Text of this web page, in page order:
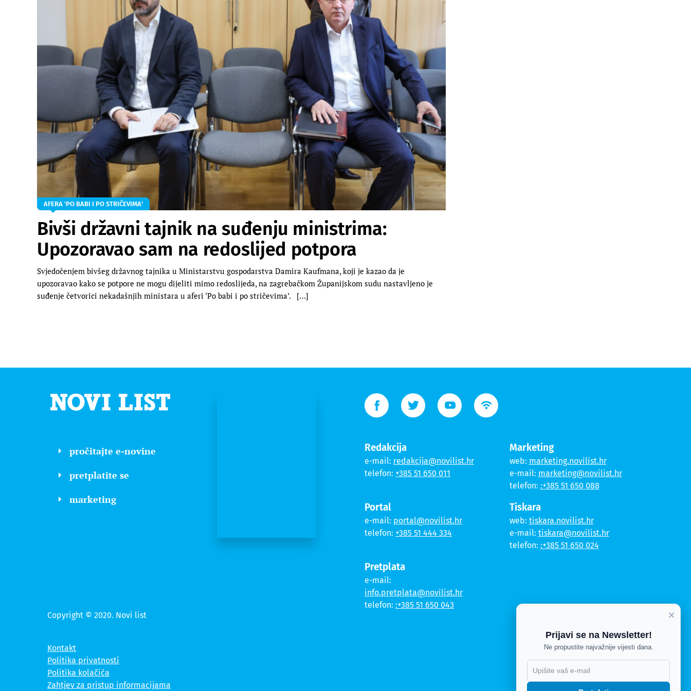
AFERA 'PO BABI I PO STRIČEVIMA'
Bivši državni tajnik na suđenju ministrima:
Upozoravao sam na redoslijed potpora
Svjedočenjem bivšeg državnog tajnika u Ministarstvu gospodarstva Damira Kaufmana, koji je kazao da je
upozoravao kako se potpore ne mogu dijeliti mimo redoslijeda, na zagrebačkom Županijskom sudu nastavljeno je
suđenje četvorici nekadašnjih ministara u aferi ‘Po babi i po stričevima’. […]
pročitajte e-novine
pretplatite se
marketing
Redakcija
e-mail: redakcija@novilist.hr
telefon: +385 51 650 011
Portal
e-mail: portal@novilist.hr
telefon: +385 51 444 334
Pretplata
e-mail:
info.pretplata@novilist.hr
telefon: :+385 51 650 043
Marketing
web: marketing.novilist.hr
e-mail: marketing@novilist.hr
telefon: :+385 51 650 088
Tiskara
web: tiskara.novilist.hr
e-mail: tiskara@novilist.hr
telefon: :+385 51 650 024
Copyright © 2020. Novi list
Kontakt
Politika privatnosti
Politika kolačića
Zahtjev za pristup informacijama
×
Prijavi se na Newsletter!
Ne propustite najvažnije vijesti dana.